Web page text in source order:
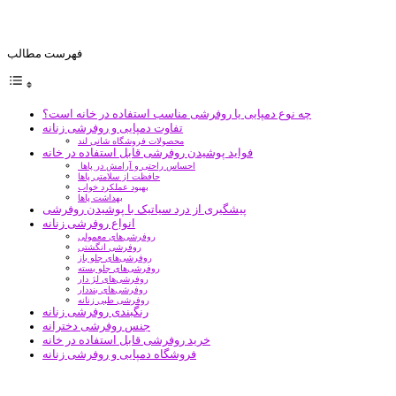
فهرست مطالب
چه نوع دمپایی یا روفرشی مناسب استفاده در خانه است؟
تفاوت دمپایی و روفرشی زنانه
محصولات فروشگاه شانی لند
فواید پوشیدن روفرشی قابل ‌استفاده در خانه
احساس راحتی و آرامش در پاها
حافظت از سلامتی پاها
بهبود عملکرد خواب
بهداشت پاها
پیشگیری از درد سیاتیک با پوشیدن روفرشی
انواع روفرشی زنانه
روفرشی‌های معمولی
روفرشی انگشتی
روفرشی‌های جلو باز
روفرشی‌های جلو بسته
روفرشی‌های لژ دار
روفرشی‌های بنددار
روفرشی طبی زنانه
رنگبندی روفرشی زنانه
جنس روفرشی دخترانه
خرید روفرشی قابل استفاده در خانه
فروشگاه دمپایی و روفرشی زنانه